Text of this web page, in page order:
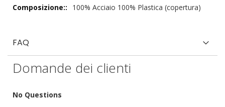
100% Acciaio 100% Plastica (copertura)
FAQ
Domande dei clienti
No Questions